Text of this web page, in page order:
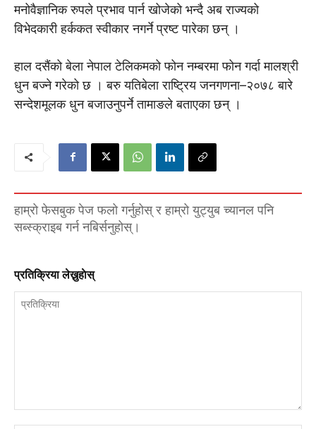
मनोवैज्ञानिक रुपले प्रभाव पार्न खोजेको भन्दै अब राज्यको
विभेदकारी हर्ककत स्वीकार नगर्ने प्रष्ट पारेका छन् ।
हाल दसैंको बेला नेपाल टेलिकमको फोन नम्बरमा फोन गर्दा मालश्री
धुन बज्ने गरेको छ । बरु यतिबेला राष्ट्रिय जनगणना–२०७८ बारे
सन्देशमूलक धुन बजाउनुपर्ने तामाङले बताएका छन् ।
हाम्रो फेसबुक पेज फलो गर्नुहोस् र हाम्रो युट्युब च्यानल पनि
सब्स्क्राइब गर्न नबिर्सनुहोस्।
प्रतिक्रिया लेख्नुहाेस्